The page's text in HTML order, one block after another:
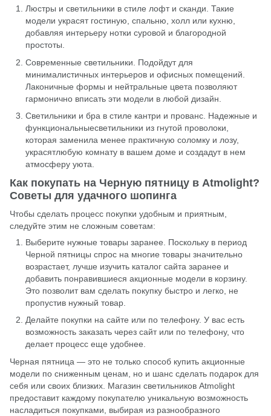
Люстры и светильники в стиле лофт и сканди. Такие
модели украсят гостиную, спальню, холл или кухню,
добавляя интерьеру нотки суровой и благородной
простоты.
Современные светильники. Подойдут для
минималистичных интерьеров и офисных помещений.
Лаконичные формы и нейтральные цвета позволяют
гармонично вписать эти модели в любой дизайн.
Светильники и бра в стиле кантри и прованс. Надежные и
функциональныесветильники из гнутой проволоки,
которая заменила менее практичную соломку и лозу,
украсятлюбую комнату в вашем доме и создадут в нем
атмосферу уюта.
Как покупать на Черную пятницу в Atmolight?
Советы для удачного шопинга
Чтобы сделать процесс покупки удобным и приятным,
следуйте этим не сложным советам:
Выберите нужные товары заранее. Поскольку в период
Черной пятницы спрос на многие товары значительно
возрастает, лучше изучить каталог сайта заранее и
добавить понравившиеся акционные модели в корзину.
Это позволит вам сделать покупку быстро и легко, не
пропустив нужный товар.
Делайте покупки на сайте или по телефону. У вас есть
возможность заказать через сайт или по телефону, что
делает процесс еще удобнее.
Черная пятница — это не только способ купить акционные
модели по сниженным ценам, но и шанс сделать подарок для
себя или своих близких. Магазин светильников Atmolight
предоставит каждому покупателю уникальную возможность
насладиться покупками, выбирая из разнообразного